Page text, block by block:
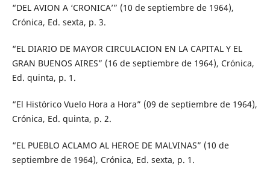
“DEL AVION A ‘CRONICA’” (10 de septiembre de 1964),
Crónica, Ed. sexta, p. 3.
“EL DIARIO DE MAYOR CIRCULACION EN LA CAPITAL Y EL
GRAN BUENOS AIRES” (16 de septiembre de 1964), Crónica,
Ed. quinta, p. 1.
“El Histórico Vuelo Hora a Hora” (09 de septiembre de 1964),
Crónica, Ed. quinta, p. 2.
“EL PUEBLO ACLAMO AL HEROE DE MALVINAS” (10 de
septiembre de 1964), Crónica, Ed. sexta, p. 1.